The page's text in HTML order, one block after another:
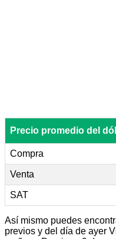
Precio promedio del
Compra
Venta
SAT
Así mismo puedes
previos y del día de ayer